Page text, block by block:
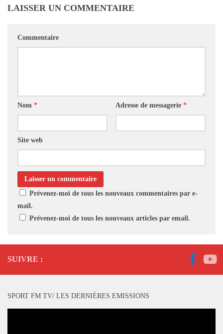
LAISSER UN COMMENTAIRE
Commentaire
Nom * Adresse de messagerie *
Site web
Prévenez-moi de tous les nouveaux commentaires par e-
mail.
Prévenez-moi de tous les nouveaux articles par email.
SUIVRE :
SPORT FM TV/ LES DERNIÈRES EMISSIONS